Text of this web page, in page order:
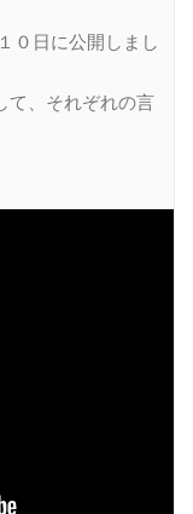
０日に公開しまし
て、それぞれの言